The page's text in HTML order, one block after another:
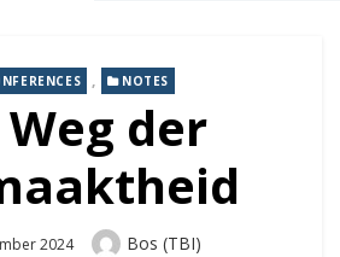
, NOTES
Weg der
2024 Author
Bos (TBI)